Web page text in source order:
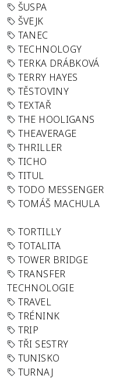
ŠUSPA
ŠVEJK
TANEC
TECHNOLOGY
TERKA DRÁBKOVÁ
TERRY HAYES
TĚSTOVINY
TEXTAŘ
THE HOOLIGANS
THEAVERAGE
THRILLER
TICHO
TITUL
TODO MESSENGER
TOMÁŠ MACHULA
TORTILLY
TOTALITA
TOWER BRIDGE
TRANSFER
TECHNOLOGIE
TRAVEL
TRÉNINK
TRIP
TŘI SESTRY
TUNISKO
TURNAJ